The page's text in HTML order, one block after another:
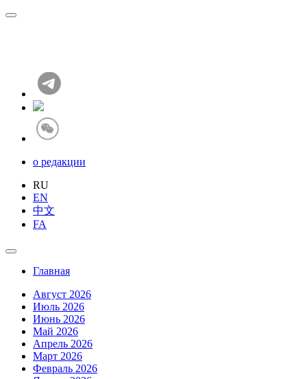
о редакции
RU
EN
中文
FA
Главная
Август 2026
Июль 2026
Июнь 2026
Май 2026
Апрель 2026
Март 2026
Февраль 2026